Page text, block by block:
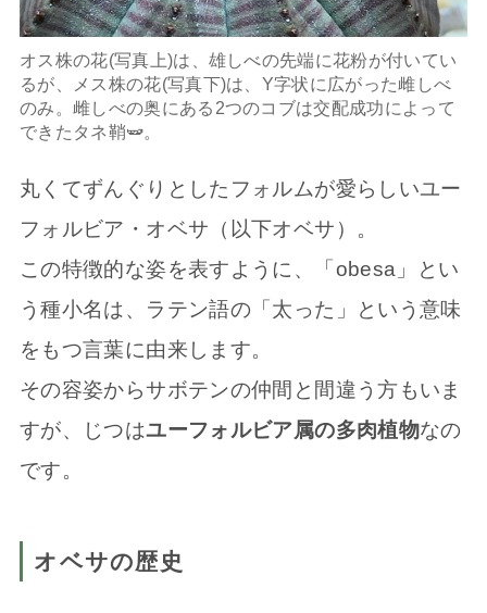
オス株の花(写真上)は、雄しべの先端に花粉が付いてい
るが、メス株の花(写真下)は、Y字状に広がった雌しべ
のみ。雌しべの奥にある2つのコブは交配成功によって
できたタネ鞘🫛。
丸くてずんぐりとしたフォルムが愛らしいユー
フォルビア・オベサ（以下オベサ）。
この特徴的な姿を表すように、「obesa」とい
う種小名は、ラテン語の「太った」という意味
をもつ言葉に由来します。
その容姿からサボテンの仲間と間違う方もいま
すが、じつはユーフォルビア属の多肉植物なの
です。
オベサの歴史